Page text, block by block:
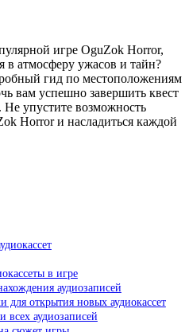
игре OguZok Horror,
в атмосферу ужасов и тайн?
гид по местоположениям
вам успешно завершить квест
Не упустите возможность
Horror и насладиться каждой
в игре
аудиозаписей
для открытия новых аудиокассет
всех аудиозаписей